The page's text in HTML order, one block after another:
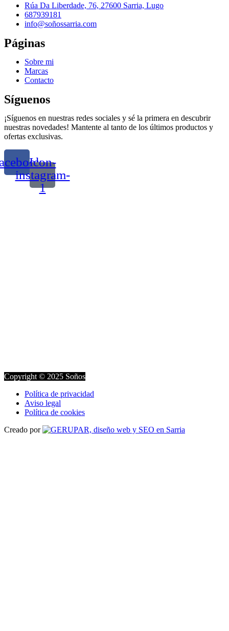
Rúa Da Liberdade, 76, 27600 Sarria, Lugo
687939181
info@soñossarria.com
Páginas
Sobre mi
Marcas
Contacto
Síguenos
¡Síguenos en nuestras redes sociales y sé la primera en descubrir
nuestras novedades! Mantente al tanto de los últimos productos y
ofertas exclusivas.
Icon-
instagram-
1
Copyright © 2025 Soños
Política de privacidad
Aviso legal
Política de cookies
Creado por